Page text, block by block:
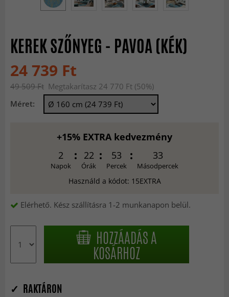
KEREK SZŐNYEG - PAVOA (KÉK)
24 739 Ft
49 509 Ft Megtakarítasz 24 770 Ft (50%)
Méret:
+15% EXTRA kedvezmény
2
Napok
22
Órák
53
Percek
31
Másodpercek
Használd a kódot: 15EXTRA
Elérhető. Kész szállításra 1-2 munkanapon belül.
HOZZÁADÁS A
KOSÁRHOZ
✓ RAKTÁRON